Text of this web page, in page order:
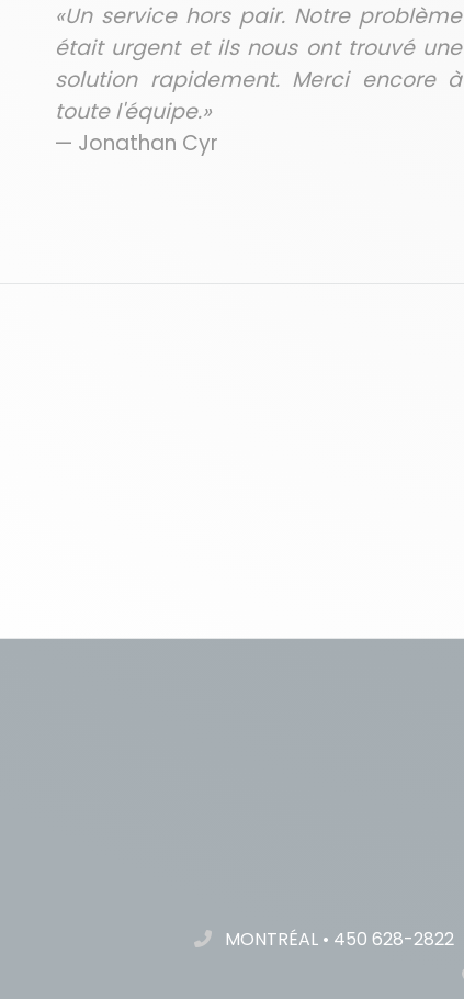
«Un service hors pair. Notre problème
était urgent et ils nous ont trouvé une
solution rapidement. Merci encore à
toute l'équipe.»
— Jonathan Cyr
MONTRÉAL • 450 628-2822